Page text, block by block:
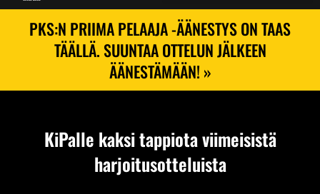
PKS:N PRIIMA PELAAJA -ÄÄNESTYS ON TAAS
TÄÄLLÄ. SUUNTAA OTTELUN JÄLKEEN
ÄÄNESTÄMÄÄN! »
KiPalle kaksi tappiota viimeisistä
harjoitusotteluista